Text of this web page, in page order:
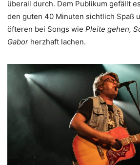
überall durch. Dem Publikum gefällt
den guten 40 Minuten sichtlich Spaß
öfteren bei Songs wie Pleite gehen,
Gabor herzhaft lachen.